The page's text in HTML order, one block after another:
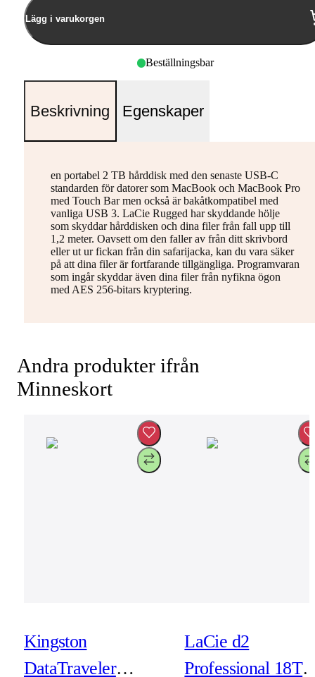
Lägg i varukorgen
Beställningsbar
Beskrivning Egenskaper
en portabel 2 TB hårddisk med den senaste USB-C
standarden för datorer som MacBook och MacBook Pro
med Touch Bar men också är bakåtkompatibel med
vanliga USB 3. LaCie Rugged har skyddande hölje
som skyddar hårddisken och dina filer från fall upp till
1,2 meter. Oavsett om den faller av från ditt skrivbord
eller ut ur fickan från din safarijacka, kan du vara säker
på att dina filer är fortfarande tillgängliga. Programvaran
som ingår skyddar även dina filer från nyfikna ögon
med AES 256-bitars kryptering.
Andra produkter ifrån
Minneskort
Kingston
DataTraveler
LaCie d2
Professional